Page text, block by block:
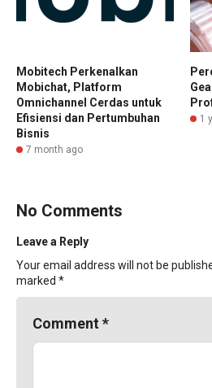
Mobitech Perkenalkan
Mobichat, Platform
Omnichannel Cerdas untuk
Efisiensi dan Pertumbuhan
Bisnis
7 month ago
1
No Comments
Leave a Reply
Your email address will not be
marked *
Comment *